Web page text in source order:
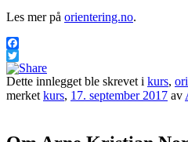
Les mer på orientering.no.
Facebook
Twitter
Dette innlegget ble skrevet i kurs,
merket kurs, 17. september 2017 av